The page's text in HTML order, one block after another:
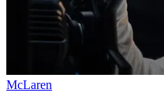
McLaren